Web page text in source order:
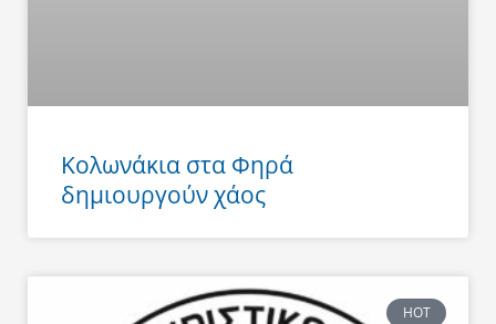
Κολωνάκια στα Φηρά
δημιουργούν χάος
HOT